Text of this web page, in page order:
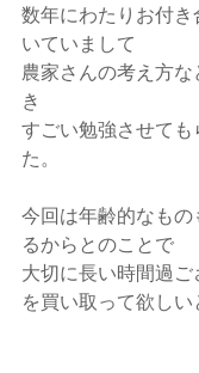
数年にわたりお付
いていまして
農家さんの考え方
き
すごい勉強させて
た。
今回は年齢的なも
るからとのことで
大切に長い時間過
を買い取って欲し